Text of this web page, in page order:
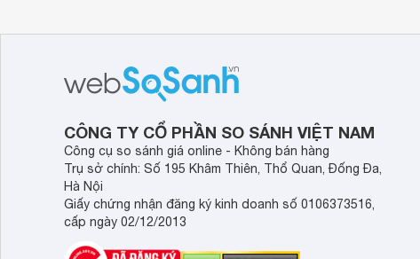
CÔNG TY CỔ PHẦN SO SÁNH VIỆT NAM
Công cụ so sánh giá online - Không bán hàng
Trụ sở chính: Số 195 Khâm Thiên, Thổ Quan, Đống Đa,
Hà Nội
Giấy chứng nhận đăng ký kinh doanh số 0106373516,
cấp ngày 02/12/2013